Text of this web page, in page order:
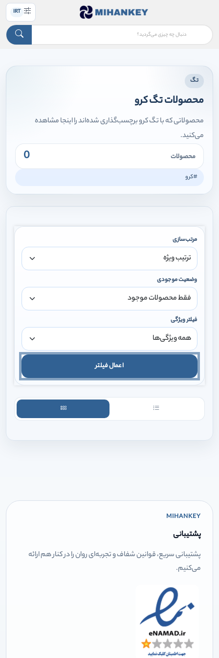
IRT
تگ
محصولات تگ کرو
محصولاتی که با تگ کرو برچسب‌گذاری شده‌اند را اینجا مشاهده
می‌کنید.
محصولات 0
#کرو
مرتب‌سازی
وضعیت موجودی
فیلتر ویژگی
اعمال فیلتر
MIHANKEY
پشتیبانی
پشتیبانی سریع، قوانین شفاف و تجربه‌ای روان را در کنار هم ارائه
می‌کنیم.